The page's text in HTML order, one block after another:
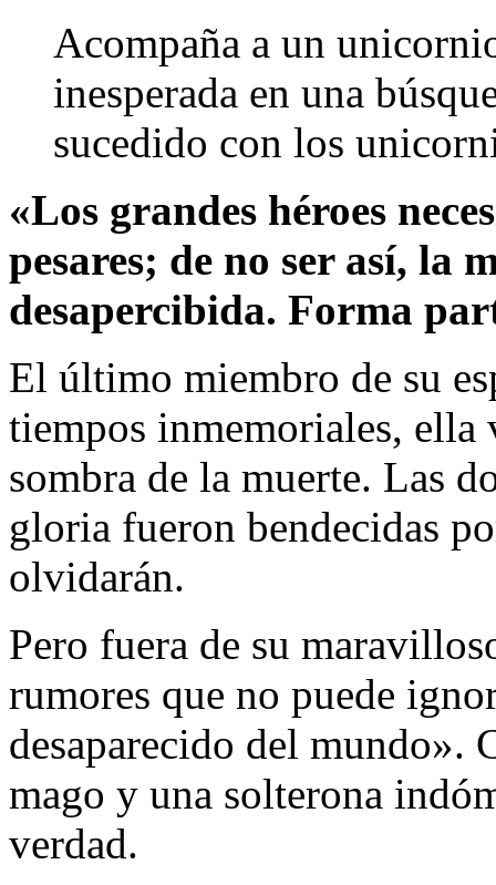
Acompaña a un
inesperada en una
sucedido con los
«Los grandes héroes
pesares; de no ser así, la
desapercibida. Forma
El último miembro de su
tiempos inmemoriales, ella
sombra de la muerte. Las
gloria fueron bendecidas
olvidarán.
Pero fuera de su
rumores que no puede
desaparecido del mundo».
mago y una solterona
verdad.